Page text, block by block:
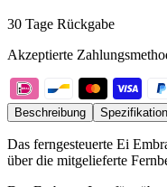
30 Tage Rückgabe
Akzeptierte
Beschreibung
Das ferngesteuerte Ei
über die mitgelieferte